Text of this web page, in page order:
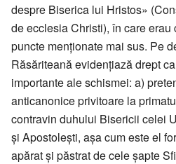
despre Biserica lui Hristos»
de ecclesia Christi), în care erau
puncte menționate mai sus. Pe
Răsăriteană evidențiază drept
importante ale schismei: a)
anticanonice privitoare la
contravin duhului Bisericii celei
și Apostolești, așa cum este el
apărat și păstrat de cele șapte